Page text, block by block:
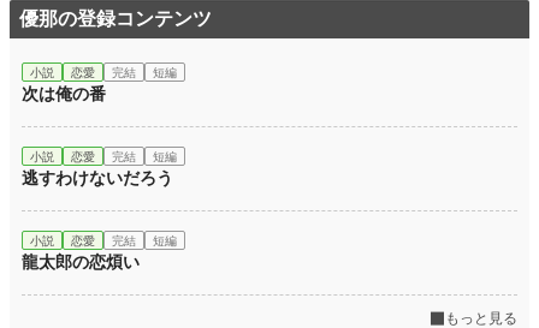
優那の登録コンテンツ
小説 恋愛 完結 短編
次は俺の番
小説 恋愛 完結 短編
逃すわけないだろう
小説 恋愛 完結 短編
龍太郎の恋煩い
もっと見る